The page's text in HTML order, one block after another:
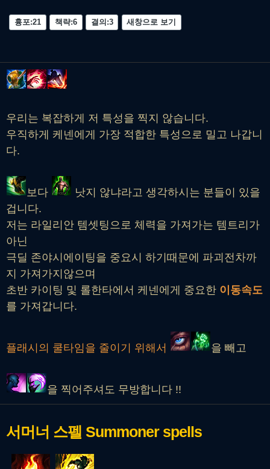
흉포:21 책략:6 결의:3 새창으로 보기
우리는 복잡하게 저 특성을 찍지 않습니다.
우직하게 케넨에게 가장 적합한 특성으로 밀고 나갑니
다.
보다
낫지 않냐라고 생각하시는 분들이 있을
겁니다.
저는 라일리안 템셋팅으로 체력을 가져가는 템트리가
아닌
극딜 존야시에이팅을 중요시 하기때문에 파괴전차까
지 가져가지않으며
초반 카이팅 및 롤한타에서 케넨에게 중요한 이동속도
를 가져갑니다.
플래시의 쿨타임을 줄이기 위해서 을 빼고
을 찍어주셔도 무방합니다 !!
서머너 스펠 Summoner spells